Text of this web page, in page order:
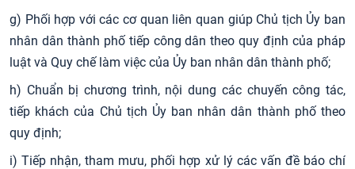
g) Phối hợp với các cơ quan liên quan giúp Chủ tịch Ủy ban
nhân dân thành phố tiếp công dân theo quy định của pháp
luật và Quy chế làm việc của Ủy ban nhân dân thành phố;
h) Chuẩn bị chương trình, nội dung các chuyến công tác,
tiếp khách của Chủ tịch Ủy ban nhân dân thành phố theo
quy định;
i) Tiếp nhận, tham mưu, phối hợp xử lý các vấn đề báo chí